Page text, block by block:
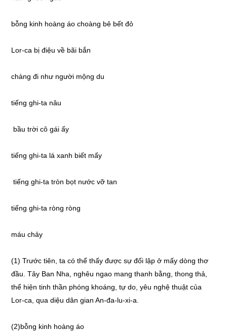
bỗng kinh hoàng áo choàng bê bết đỏ
Lor-ca bị điệu về bãi bắn
chàng đi như người mộng du
tiếng ghi-ta nâu
bầu trời cô gái ấy
tiếng ghi-ta lá xanh biết mấy
tiếng ghi-ta tròn bọt nước vỡ tan
tiếng ghi-ta ròng ròng
máu chảy
(1) Trước tiên, ta có thể thấy được sự đối lập ở mấy dòng thơ
đầu. Tây Ban Nha, nghêu ngao mang thanh bằng, thong thả,
thể hiện tinh thần phóng khoáng, tự do, yêu nghệ thuật của
Lor-ca, qua diệu dân gian An-đa-lu-xi-a.
(2)bỗng kinh hoàng áo